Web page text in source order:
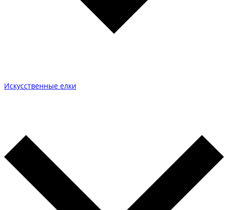
Искусственные елки